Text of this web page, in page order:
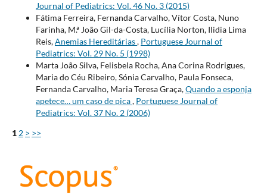
Journal of Pediatrics: Vol. 46 No. 3 (2015)
Fátima Ferreira, Fernanda Carvalho, Vítor Costa, Nuno
Farinha, M.ª João Gil-da-Costa, Lucília Norton, Ilidia Lima
Reis,Anemias Hereditárias, Portuguese Journal of
Pediatrics: Vol. 29 No. 5 (1998)
Marta João Silva, Felisbela Rocha, Ana Corina Rodrigues,
Maria do Céu Ribeiro, Sónia Carvalho, Paula Fonseca,
Fernanda Carvalho, Maria Teresa Graça,Quando a esponja
apetece… um caso de pica, Portuguese Journal of
Pediatrics: Vol. 37 No. 2 (2006)
1 2 > >>